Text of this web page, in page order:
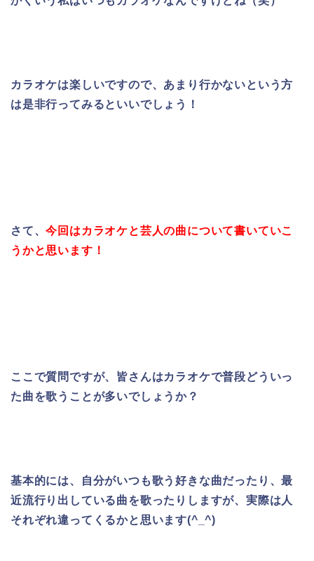
カラオケは楽しいですので、あまり行かないという方
は是非行ってみるといいでしょう！
さて、今回はカラオケと芸人の曲について書いていこ
うかと思います！
ここで質問ですが、皆さんはカラオケで普段どういっ
た曲を歌うことが多いでしょうか？
基本的には、自分がいつも歌う好きな曲だったり、最
近流行り出している曲を歌ったりしますが、 実際は人
それぞれ違ってくるかと思います(^_^)